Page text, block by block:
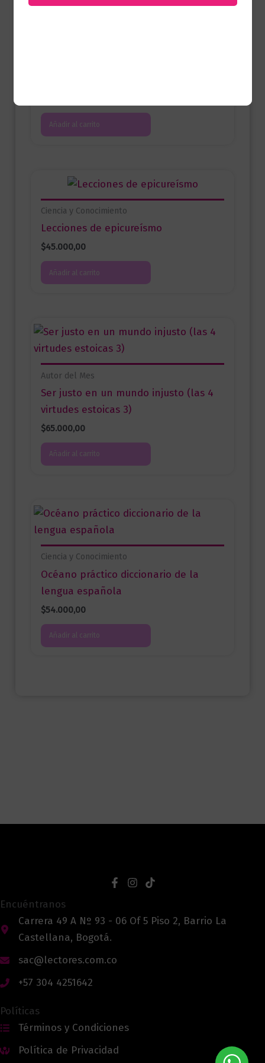
Añadir al carrito
Ciencia y Conocimiento
Lecciones de epicureísmo
$45.000,00
Añadir al carrito
Autor del Mes
Ser justo en un mundo injusto (las 4
virtudes estoicas 3)
$65.000,00
Añadir al carrito
Ciencia y Conocimiento
Océano práctico diccionario de la
lengua española
$54.000,00
Añadir al carrito
Encuéntranos
Carrera 49 A Nº 93 - 06 Of 5 Piso 2, Barrio La
Castellana, Bogotá.
sac@lectores.com.co
+57 304 4251642
Políticas
Términos y Condiciones
Política de Privacidad